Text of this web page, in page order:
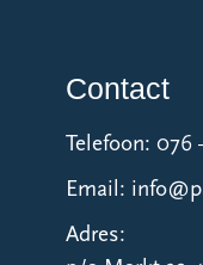
Contact
Telefoon: 076
Email:
Adres: